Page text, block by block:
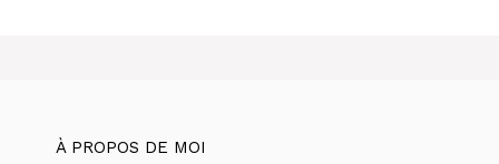
À PROPOS DE MOI